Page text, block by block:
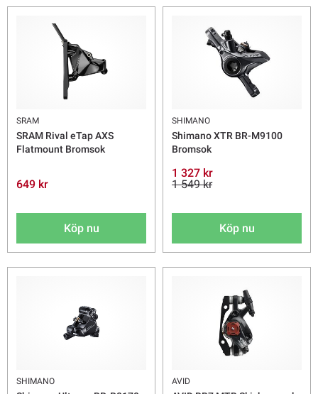
SRAM
SRAM Rival eTap AXS
Flatmount Bromsok
649 kr
Köp nu
SHIMANO
Shimano XTR BR-M9100
Bromsok
1 327 kr
1 549 kr
Köp nu
SHIMANO AVID